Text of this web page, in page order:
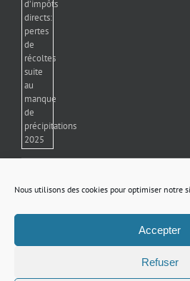
Nous utilisons des cookies pour optimiser notre
Accepter
Refuser
19 avril 2023
Démarches administratives 2022